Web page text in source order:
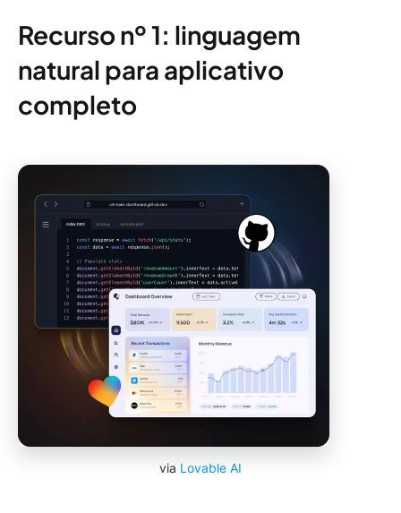
Recurso nº 1: linguagem
natural para aplicativo
completo
via Lovable AI